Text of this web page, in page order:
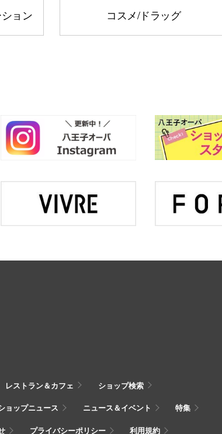
ョン コスメ/ドラッグ
レストラン＆カフェ ショップ検索
ョップニュース ニュース＆イベント 特集
プライバシーポリシー 利用規約